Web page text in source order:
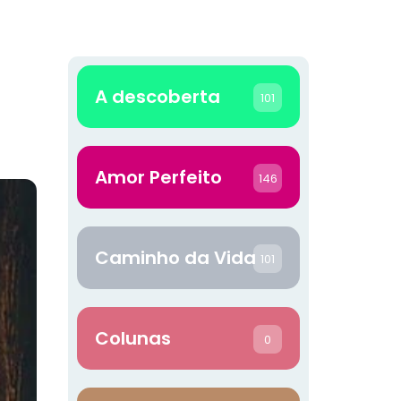
A descoberta 101
Amor Perfeito 146
Caminho da Vida 101
Colunas 0